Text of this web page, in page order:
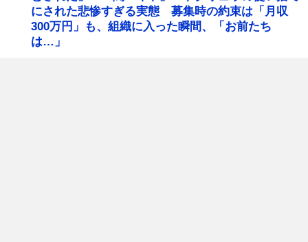
にされた悲惨すぎる実態 募集時の約束は「月収
300万円」も、組織に入った瞬間、「お前たち
は…」